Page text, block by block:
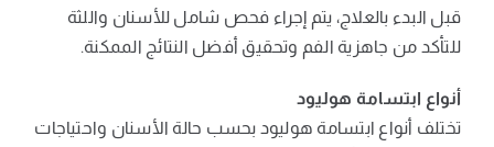
قبل البدء بالعلاج، يتم إجراء فحص شامل للأسنان واللثة
للتأكد من جاهزية الفم وتحقيق أفضل النتائج الممكنة.
أنواع ابتسامة هوليود
تختلف أنواع ابتسامة هوليود بحسب حالة الأسنان واحتياجات